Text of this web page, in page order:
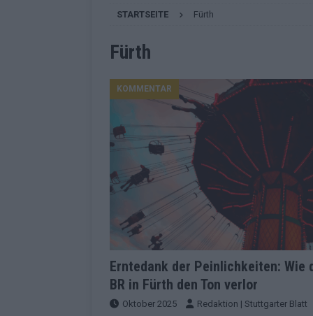
[ Mai 2026 ]
[ Mai 2026 ] ESC-Finale 2026:
KOMMENTAR
[ Mai 2026 ] „Douze Points“,
Wettbewerbs EUROVISION
[ Mai 2026 ] ESC-Finale komplett: 20
EUROVISION
ESC 2026: JJ performt
[ Mai 2026 ] Quoten vor ESC-
überrascht negativ EXTRA
STARTSEITE Fürth
Fürth
KOMMENTAR
Erntedank der Peinlichkeiten: Wie
BR in Fürth den Ton verlor
Oktober 2025 Redaktion | Stuttgarter Blatt